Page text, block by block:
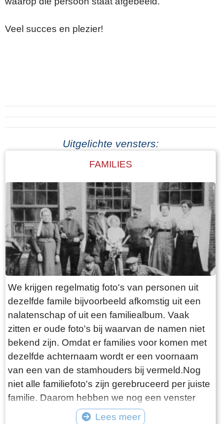
Veel succes en plezier!
Uitgelichte vensters:
FAMILIES
We krijgen regelmatig foto's van personen uit
dezelfde famile bijvoorbeeld afkomstig uit een
nalatenschap of uit een familiealbum. Vaak
zitten er oude foto's bij waarvan de namen niet
bekend zijn. Omdat er families voor komen met
dezelfde achternaam wordt er een voornaam
van een van de stamhouders bij vermeld.Nog
niet alle familiefoto's zijn gerebruceerd per juiste
familie. Daarom hebben we nog een venster
"Diverse families". Bijgaande foto is van familie
Lees meer